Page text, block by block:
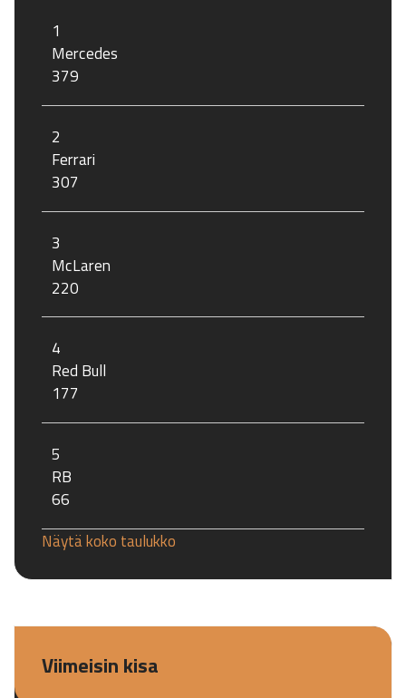
1
Mercedes
379
2
Ferrari
307
3
McLaren
220
4
Red Bull
177
5
RB
66
Näytä koko taulukko
Viimeisin kisa